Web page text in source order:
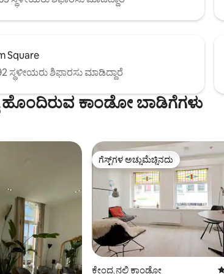
Square
ಸ್ಥಳೀಯರು ಶಿಫಾರಸು ಮಾಡಿದ್ದಾರೆ
ಹೊಂದಿರುವ ಕಾಂಡೋ ಬಾಡಿಗೆಗಳು
ಗೆಸ್ಟ್‌ಗಳ ಅಚ್ಚುಮೆಚ್ಚಿನದು
ಗೆಸ್ಟ್‌ಗಳ ಅಚ್ಚುಮೆಚ್ಚಿನದು
ಕೇಂದ್ರ ನಲ್ಲಿ ಕಾಂಡೋ